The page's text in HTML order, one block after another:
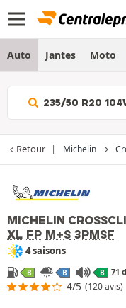
Auto Jantes Moto
235/50 R20
Retour Michelin
MICHELIN
XL FP M+S 3PMSF
4 saisons
B B B 71
4/5 (120 avis)